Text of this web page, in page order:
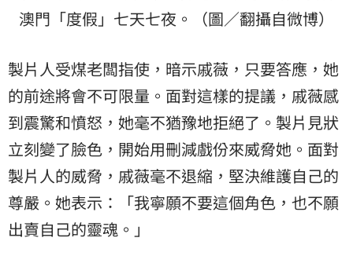
澳門「度假」七天七夜。（圖／翻攝自微博）
製片人受煤老闆指使，暗示戚薇，只要答應，她
的前途將會不可限量。面對這樣的提議，戚薇感
到震驚和憤怒，她毫不猶豫地拒絕了。製片見狀
立刻變了臉色，開始用刪減戲份來威脅她。面對
製片人的威脅，戚薇毫不退縮，堅決維護自己的
尊嚴。她表示：「我寧願不要這個角色，也不願
出賣自己的靈魂。」